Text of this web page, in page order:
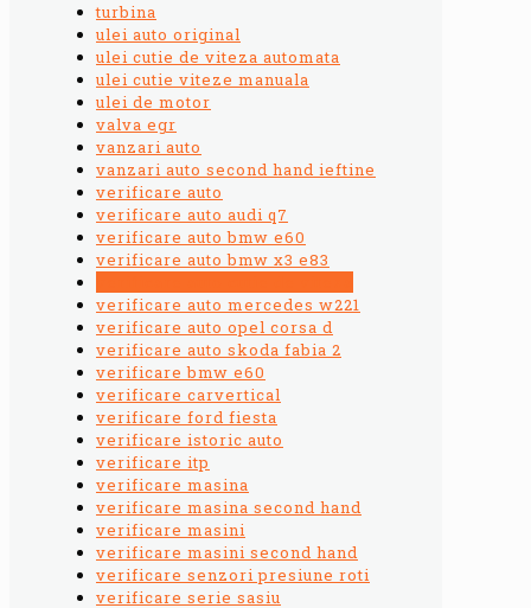
turbina
ulei auto original
ulei cutie de viteza automata
ulei cutie viteze manuala
ulei de motor
valva egr
vanzari auto
vanzari auto second hand ieftine
verificare auto
verificare auto audi q7
verificare auto bmw e60
verificare auto bmw x3 e83
verificare auto mercedes w221
verificare auto opel corsa d
verificare auto skoda fabia 2
verificare bmw e60
verificare carvertical
verificare ford fiesta
verificare istoric auto
verificare itp
verificare masina
verificare masina second hand
verificare masini
verificare masini second hand
verificare senzori presiune roti
verificare serie sasiu